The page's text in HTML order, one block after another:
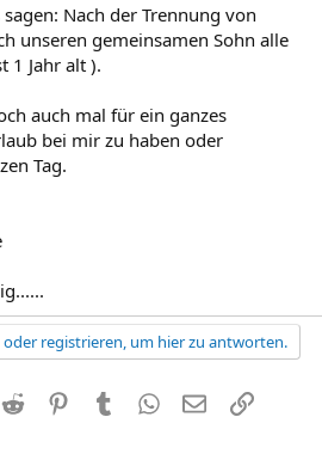
Nach der Trennung von
unseren gemeinsamen Sohn alle
1 Jahr alt ).
auch mal für ein ganzes
bei mir zu haben oder
Tag.
registrieren, um hier zu antworten.
Reddit PinterestTumblr WhatsApp
E-MailLink